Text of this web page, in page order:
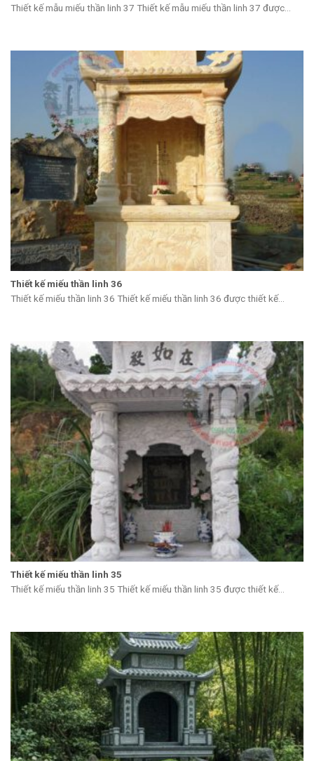
Thiết kế mẫu miếu thần linh 37 Thiết kế mẫu miếu thần linh 37 được...
Thiết kế miếu thần linh 36
Thiết kế miếu thần linh 36 Thiết kế miếu thần linh 36 được thiết kế...
Thiết kế miếu thần linh 35
Thiết kế miếu thần linh 35 Thiết kế miếu thần linh 35 được thiết kế...